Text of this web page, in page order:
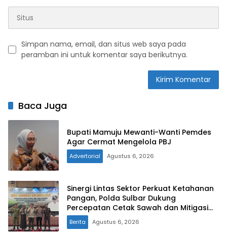
Simpan nama, email, dan situs web saya pada
peramban ini untuk komentar saya berikutnya.
Baca Juga
Bupati Mamuju Mewanti-Wanti Pemdes
Agar Cermat Mengelola PBJ
Advertorial Agustus 6, 2026
Sinergi Lintas Sektor Perkuat Ketahanan
Pangan, Polda Sulbar Dukung
Percepatan Cetak Sawah dan Mitigasi
Kekeringan
Berita Agustus 6, 2026